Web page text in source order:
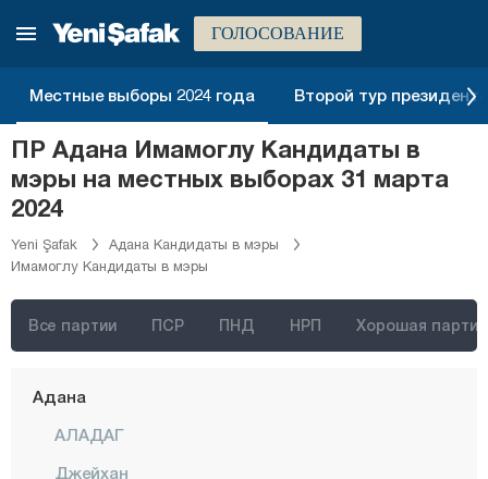
ГОЛОСОВАНИЕ
Местные выборы 2024 года Второй тур
ПР Адана Имамоглу Кандидаты в
мэры на местных выборах 31 марта
2024
Yeni Şafak
Адана Кандидаты в мэры
Имамоглу Кандидаты в мэры
Все партии ПСР ПНД НРП Хорошая партия
Стамбул
Измир
Адана
АЛАДАГ
Джейхан